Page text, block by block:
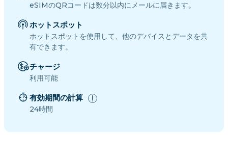
eSIMのQRコードは数分以内にメールに届きます。
ホットスポット
ホットスポットを使用して、他のデバイスとデータを共
有できます。
チャージ
利用可能
有効期間の計算
24時間